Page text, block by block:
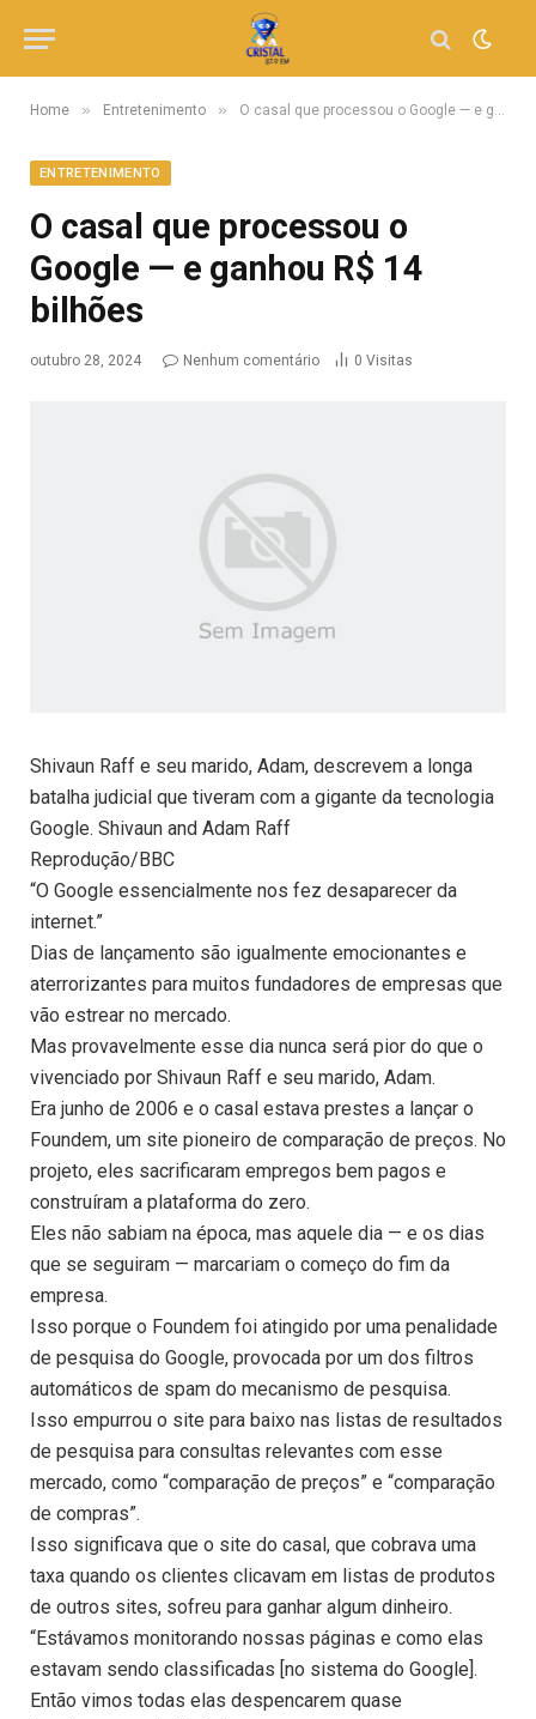
Home » Entretenimento » O casal que processou o Google — e ganhou R$ 14 bilhões
ENTRETENIMENTO
O casal que processou o
Google — e ganhou R$ 14
bilhões
outubro 28, 2024 Nenhum comentário 0 Visitas
Shivaun Raff e seu marido, Adam, descrevem a longa
batalha judicial que tiveram com a gigante da tecnologia
Google. Shivaun and Adam Raff
Reprodução/BBC
“O Google essencialmente nos fez desaparecer da
internet.”
Dias de lançamento são igualmente emocionantes e
aterrorizantes para muitos fundadores de empresas que
vão estrear no mercado.
Mas provavelmente esse dia nunca será pior do que o
vivenciado por Shivaun Raff e seu marido, Adam.
Era junho de 2006 e o casal estava prestes a lançar o
Foundem, um ​​site pioneiro de comparação de preços. No
projeto, eles sacrificaram empregos bem pagos e
construíram a plataforma do zero.
Eles não sabiam na época, mas aquele dia — e os dias
que se seguiram — marcariam o começo do fim da
empresa.
Isso porque o Foundem foi atingido por uma penalidade
de pesquisa do Google, provocada por um dos filtros
automáticos de spam do mecanismo de pesquisa.
Isso empurrou o site para baixo nas listas de resultados
de pesquisa para consultas relevantes com esse
mercado, como “comparação de preços” e “comparação
de compras”.
Isso significava que o site do casal, que cobrava uma
taxa quando os clientes clicavam em listas de produtos
de outros sites, sofreu para ganhar algum dinheiro.
“Estávamos monitorando nossas páginas e como elas
estavam sendo classificadas [no sistema do Google].
Então vimos todas elas despencarem quase